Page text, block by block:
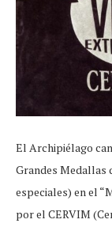
El Archipiélago
Grandes Medallas
especiales) en el
por el CERVIM